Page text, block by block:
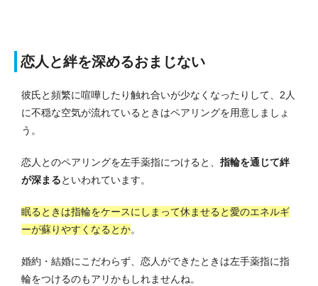
恋人と絆を深めるおまじない
彼氏と頻繁に喧嘩したり触れ合いが少なくなったりして、2人
に不穏な空気が流れているときはペアリングを用意しましょ
う。
恋人とのペアリングを左手薬指につけると、 指輪を通じて絆
が深まるといわれています。
眠るときは指輪をケースにしまって休ませると愛のエネルギ
ーが蘇りやすくなるとか。
婚約・結婚にこだわらず、恋人ができたときは左手薬指に指
輪をつけるのもアリかもしれませんね。